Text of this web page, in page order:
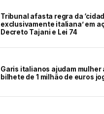
Tribunal afasta regra da
exclusivamente italiana’ em
Decreto Tajani e Lei 74
Garis italianos ajudam mulher
bilhete de 1 milhão de euros